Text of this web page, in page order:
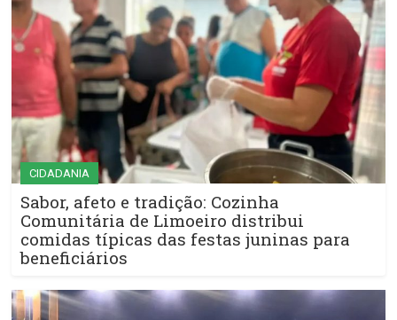
CIDADANIA
Sabor, afeto e tradição: Cozinha
Comunitária de Limoeiro distribui
comidas típicas das festas juninas para
beneficiários